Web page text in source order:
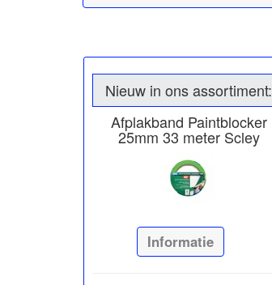
Nieuw in ons assortiment:
Afplakband Paintblocker
25mm 33 meter Scley
Informatie